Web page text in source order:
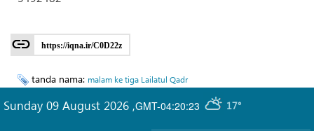
https://iqna.ir/C0D22z
tanda nama: malam ke tiga Lailatul Qadr
GMT-04:20:23 17°
Sunday 09 August 2026 ,